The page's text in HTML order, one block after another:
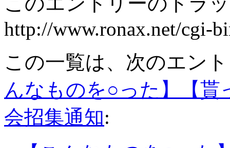
http://www.ronax.net/cgi-
この一覧は、次のエン
んなものを○った】【貰
会招集通知: